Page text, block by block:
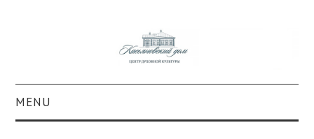
MENU